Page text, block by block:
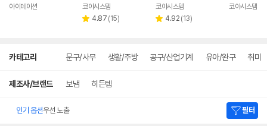
아이데이션
코아시스템
별 4.87 리
(15)
코아시스템
별 4.92 리
(13)
코아시스템
카테고리 문구/사무 생활/주방 공구/산업기계 유아/완구 취미
제조사/브랜드 보냄 히든템
인기 옵션우선 노출 필터